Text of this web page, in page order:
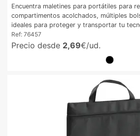
Encuentra maletines para portátiles para
compartimentos acolchados, múltiples
ideales para proteger y transportar tu
Ref: 76457
Precio desde 2,69€/ud.